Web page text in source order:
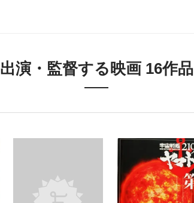
出演・監督する映画 16作品